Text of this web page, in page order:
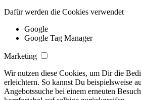
Dafür werden die Cookies verwendet
Google
Google Tag Manager
Marketing
Wir nutzen diese Cookies, um Dir die
erleichtern. So kannst Du beispielsweise
Angebotssuche bei einem erneuten